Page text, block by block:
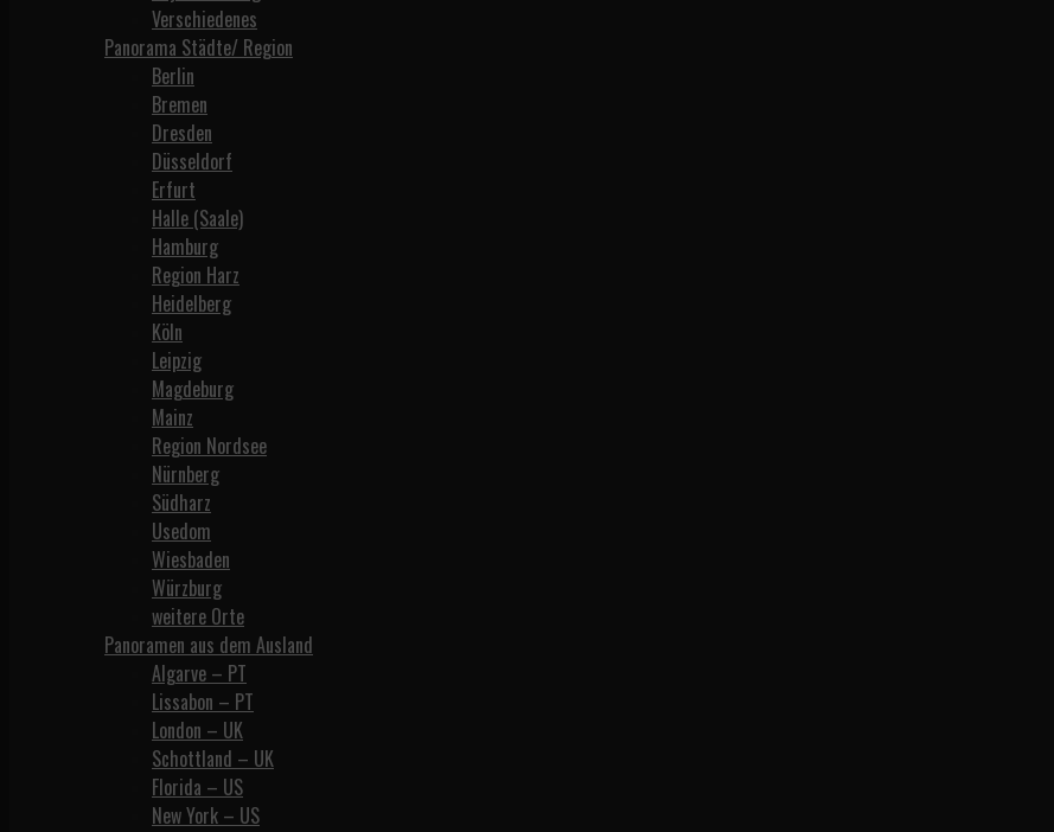
Verschiedenes
Panorama Städte/ Region
Berlin
Bremen
Dresden
Düsseldorf
Erfurt
Halle (Saale)
Hamburg
Region Harz
Heidelberg
Köln
Leipzig
Magdeburg
Mainz
Region Nordsee
Nürnberg
Südharz
Usedom
Wiesbaden
Würzburg
weitere Orte
Panoramen aus dem Ausland
Algarve – PT
Lissabon – PT
London – UK
Schottland – UK
Florida – US
New York – US